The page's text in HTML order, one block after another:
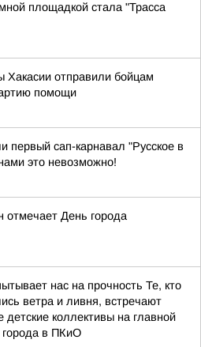
площадкой стала "Трасса
Хакасии отправили бойцам
помощи
первый сап-карнавал "Русское в
это невозможно!
отмечает День города
нас на прочность Те, кто
ветра и ливня, встречают
детские коллективы на главной
города в ПКиО